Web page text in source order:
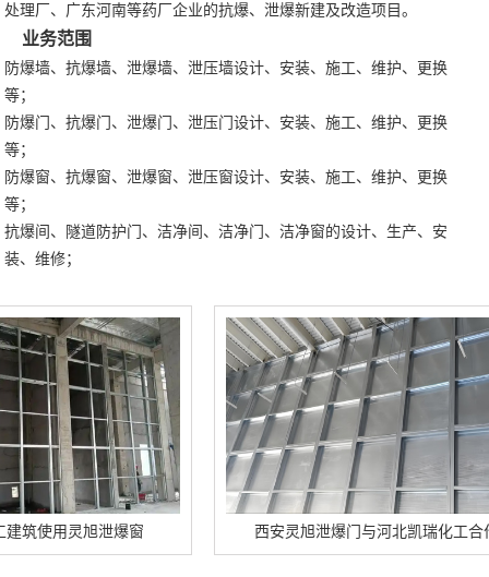
处理厂、广东河南等药厂企业的抗爆、泄爆新建及改造项目。
业务范围
防爆墙、抗爆墙、泄爆墙、泄压墙设计、安装、施工、维护、更换
等；
防爆门、抗爆门、泄爆门、泄压门设计、安装、施工、维护、更换
等；
防爆窗、抗爆窗、泄爆窗、泄压窗设计、安装、施工、维护、更换
等；
抗爆间、隧道防护门、洁净间、洁净门、洁净窗的设计、生产、安
装、维修；
灵旭泄爆窗 西安灵旭泄爆门与河北凯瑞化工合作